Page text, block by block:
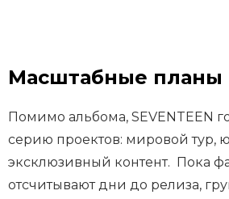
Масштабные планы
Помимо альбома, SEVENTEEN
серию проектов: мировой тур,
эксклюзивный контент. Пока
отсчитывают дни до релиза,